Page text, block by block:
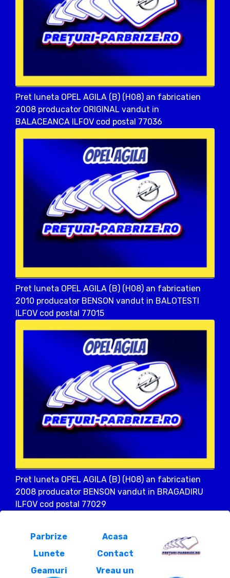
Pret luneta OPEL AGILA (B) (H08) an fabricatien
2008 producator ORIGINAL vandut in
BALACEANCA ILFOV cod postal 77036
Pret luneta OPEL AGILA (B) (H08) an fabricatien
2010 producator BENSON vandut in BALOTESTI
ILFOV cod postal 77015
Pret luneta OPEL AGILA (B) (H08) an fabricatien
2008 producator BENSON vandut in BRAGADIRU
ILFOV cod postal 77029
Parbrize
Lunete
Geamuri
Acasa
Contact
Vreau un